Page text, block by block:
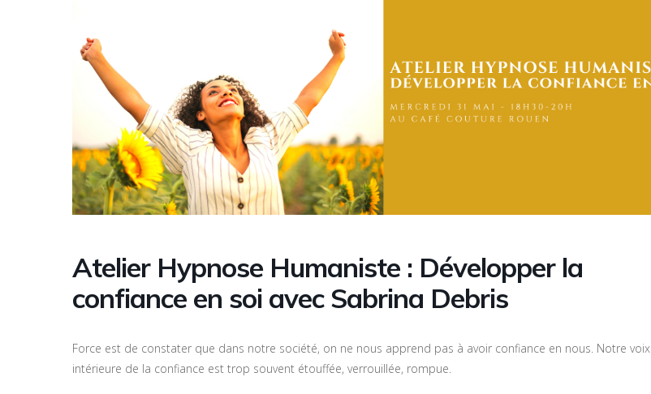
Atelier Hypnose Humaniste : Développer la
confiance en soi avec Sabrina Debris
Force est de constater que dans notre société, on ne nous apprend pas à avoir confiance en nous. Notre voix
intérieure de la confiance est trop souvent étouffée, verrouillée, rompue.